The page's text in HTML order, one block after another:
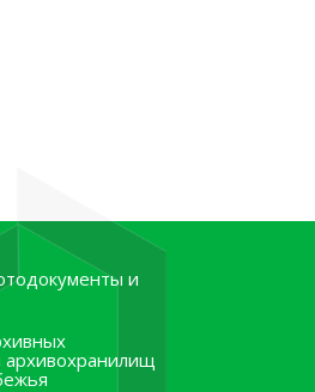
и
архивохранилищ